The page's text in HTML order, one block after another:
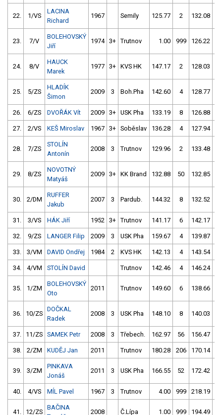
22. 1/VS
LACINA
Richard
1967 Semily 125.77 2 132.08
23. 7/V
BOLEHOVSKÝ
Jiří
1974 3+ Trutnov 1.00 999 126.22
24. 8/V
HAUCK
Marek
1977 3+ KVS HK 147.17 2 128.03
25. 5/ZS
HLADÍK
Šimon
2009 3 Boh.Pha 142.60 4 128.77
26. 6/ZS DVOŘÁK Vít 2009 3+ USK Pha 133.19 8 126.88
27. 2/VS KEŠ Miroslav 1967 3+ Soběslav 136.28 4 127.94
28. 7/ZS
STOLÍN
Antonín
2008 3 Trutnov 129.96 2 133.48
29. 8/ZS
NOVOTNÝ
Matyáš
2009 3+ KK Brand 132.88 50 132.85
30. 2/DM
RUFFER
Jakub
2007 3 Pardub. 144.32 8 132.52
31. 3/VS HÁK Jiří 1952 3+ Trutnov 141.17 6 142.17
32. 9/ZS LANGER Filip 2009 3 USK Pha 159.67 4 139.87
33. 3/VM DAVID Ondřej 1984 2 KVS HK 142.13 4 143.54
34. 4/VM STOLÍN David Trutnov 142.46 4 146.24
35. 1/ZM
BOLEHOVSKÝ
Oto
2011 Trutnov 149.60 6 138.66
36. 10/ZS
DOČKAL
Radek
2008 3 USK Pha 148.10 8 140.03
37. 11/ZS SAMEK Petr 2008 3 Třebech. 162.97 56 156.47
38. 2/ZM KUDĚJ Jan 2011 Trutnov 180.28 206 170.14
39. 3/ZM
PINKAVA
Jonáš
2011 3 USK Pha 166.55 52 172.42
40. 4/VS MÍL Pavel 1967 3 Trutnov 4.00 999 218.19
41. 12/ZS
BAČINA
2008 Č.Lípa 1.00 999 194.49